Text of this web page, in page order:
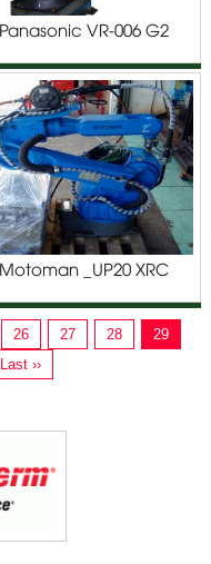
Panasonic VR-006 G2
Motoman _UP20 XRC
26 27 28
29
Last ››